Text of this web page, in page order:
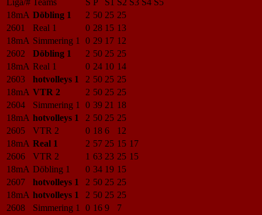
Liga/# Teams S P S1 S2 S3 S4 S5
18mA Döbling 1 2 50 25 25
2601
Real 1 0 28 15 13
18mA Simmering 1 0 29 17 12
2602
Döbling 1 2 50 25 25
18mA Real 1 0 24 10 14
2603
hotvolleys 1 2 50 25 25
18mA VTR 2 2 50 25 25
2604
Simmering 1 0 39 21 18
18mA hotvolleys 1 2 50 25 25
2605
VTR 2 0 18 6
12
18mA Real 1 2 57 25 15 17
2606
VTR 2 1 63 23 25 15
18mA Döbling 1 0 34 19 15
2607
hotvolleys 1 2 50 25 25
18mA hotvolleys 1 2 50 25 25
2608
Simmering 1 0 16 9
7